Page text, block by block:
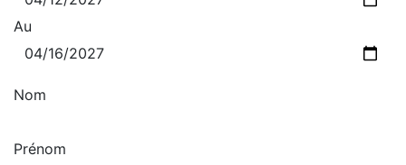
Au
Nom
Prénom